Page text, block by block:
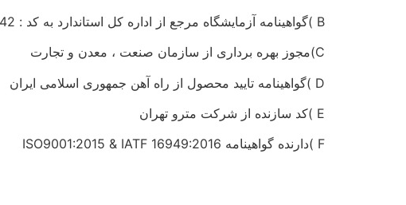
B )گواهینامه آزمایشگاه مرجع از اداره کل استاندارد به کد : GHZ/4342
C)مجوز بهره برداری از سازمان صنعت ، معدن و تجارت
D )گواهینامه تایید محصول از راه آهن جمهوری اسلامی ایران
E )کد سازنده از شرکت مترو تهران
F )دارنده گواهینامه ISO9001:2015 & IATF 16949:2016